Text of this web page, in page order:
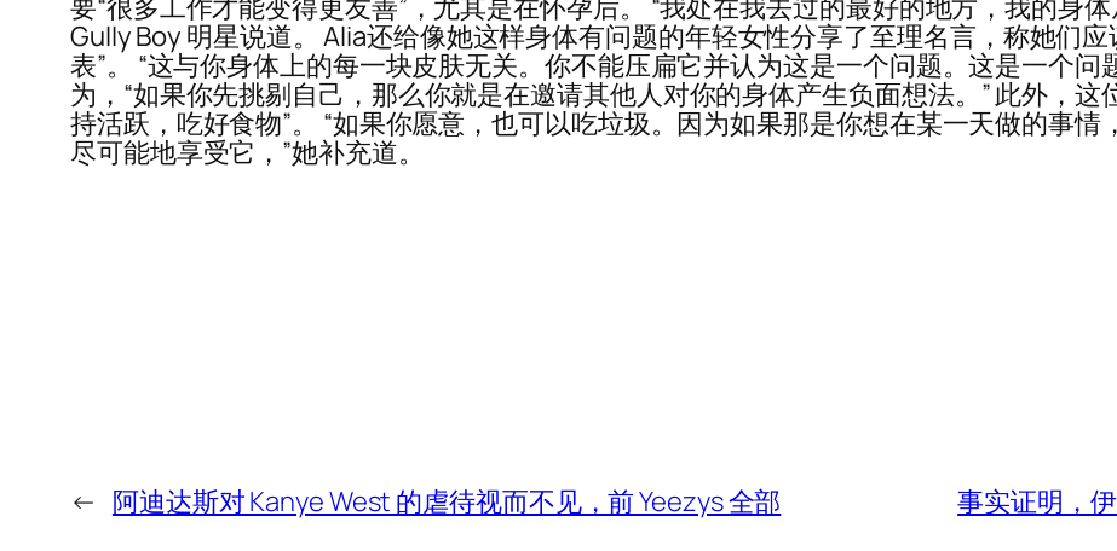
要“很多工作才能变得更友善”，尤其是在怀孕后。 “我处在我去过的最好的地方，我的身
Gully Boy 明星说道。 Alia还给像她这样身体有问题的年轻女性分享了至理名言，称她们
表”。 “这与你身体上的每一块皮肤无关。你不能压扁它并认为这是一个问题。这是一个问
为，“如果你先挑剔自己，那么你就是在邀请其他人对你的身体产生负面想法。” 此外，这
持活跃，吃好食物”。 “如果你愿意，也可以吃垃圾。因为如果那是你想在某一天做的事
尽可能地享受它，”她补充道。
← 阿迪达斯对 Kanye West 的虐待视而不见，前 Yeezys 全部 事实证明，